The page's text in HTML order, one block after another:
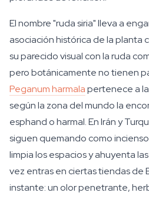
El nombre "ruda siria" lleva a
asociación histórica de la planta
su parecido visual con la ruda
pero botánicamente no tienen
Peganum harmalapertenece a
según la zona del mundo la
esphand o harmal. En Irán y
siguen quemando como
limpia los espacios y ahuyenta
vez entras en ciertas tiendas de
instante: un olor penetrante,